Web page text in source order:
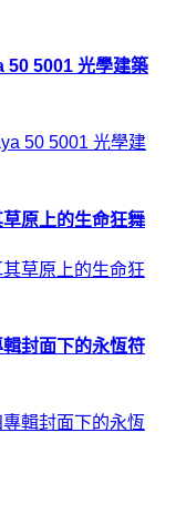
50 5001 光學建築
草原上的生命狂舞
輯封面下的永恆符